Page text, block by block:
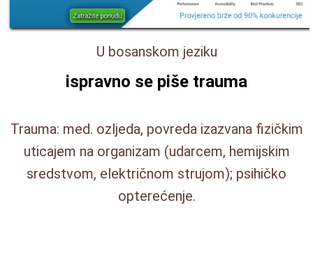
U bosanskom jeziku
ispravno se piše trauma
Trauma: med. ozljeda, povreda izazvana fizičkim
uticajem na organizam (udarcem, hemijskim
sredstvom, električnom strujom); psihičko
opterećenje.